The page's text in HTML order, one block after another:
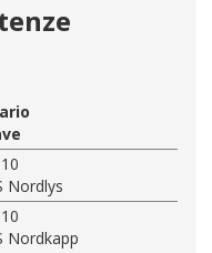
Nordlys
Nordkapp